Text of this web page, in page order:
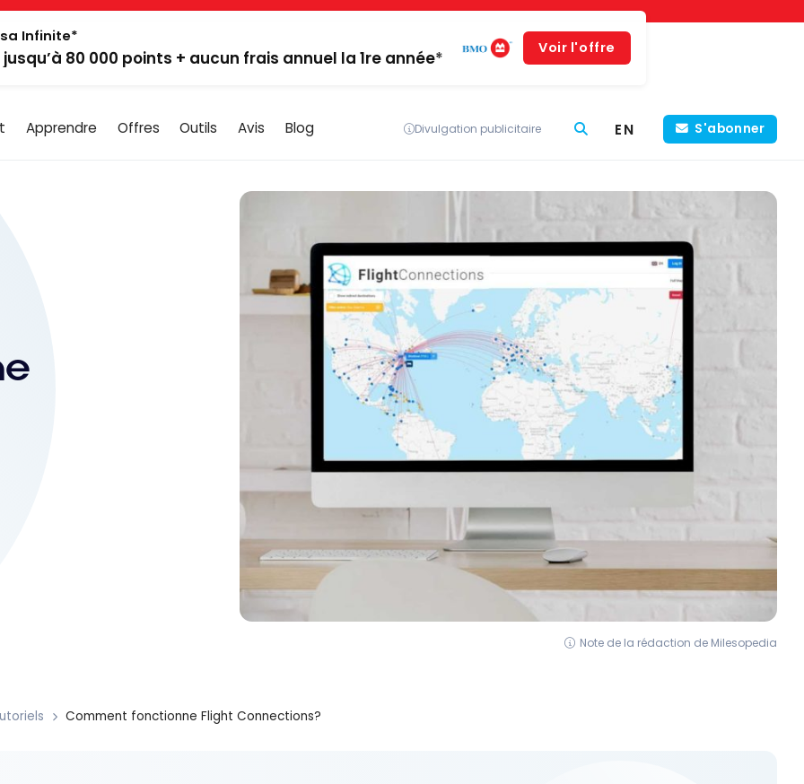
Infinite*
80 000 points + aucun frais annuel la 1re année*
Voir l'offre
Apprendre Offres Outils Avis Blog Divulgation publicitaire EN S'abonner
Note de la rédaction de Milesopedia
Comment fonctionne Flight Connections?